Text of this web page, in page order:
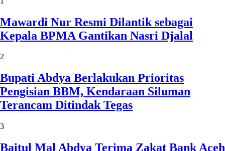
Mawardi Nur Resmi Dilantik sebagai
Kepala BPMA Gantikan Nasri Djalal
2
Bupati Abdya Berlakukan Prioritas
Pengisian BBM, Kendaraan Siluman
Terancam Ditindak Tegas
3
Baitul Mal Abdya Terima Zakat Bank Aceh